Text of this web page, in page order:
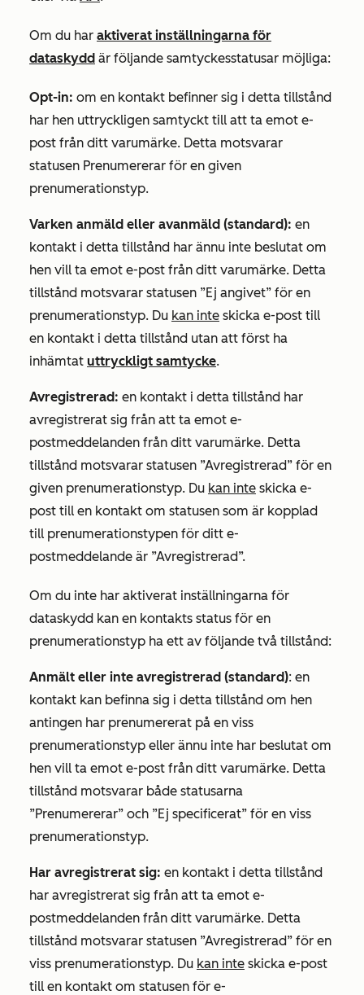
Om du har aktiverat inställningarna för
dataskydd är följande samtyckesstatusar möjliga:
Opt-in: om en kontakt befinner sig i detta tillstånd
har hen uttryckligen samtyckt till att ta emot e-
post från ditt varumärke. Detta motsvarar
statusen Prenumererar för en given
prenumerationstyp.
Varken anmäld eller avanmäld (standard): en
kontakt i detta tillstånd har ännu inte beslutat om
hen vill ta emot e-post från ditt varumärke. Detta
tillstånd motsvarar statusen ”Ej angivet” för en
prenumerationstyp. Du kan inte skicka e-post till
en kontakt i detta tillstånd utan att först ha
inhämtat uttryckligt samtycke.
Avregistrerad: en kontakt i detta tillstånd har
avregistrerat sig från att ta emot e-
postmeddelanden från ditt varumärke. Detta
tillstånd motsvarar statusen ”Avregistrerad” för en
given prenumerationstyp. Du kan inte skicka e-
post till en kontakt om statusen som är kopplad
till prenumerationstypen för ditt e-
postmeddelande är ”Avregistrerad”.
Om du inte har aktiverat inställningarna för
dataskydd kan en kontakts status för en
prenumerationstyp ha ett av följande två tillstånd:
Anmält eller inte avregistrerad (standard): en
kontakt kan befinna sig i detta tillstånd om hen
antingen har prenumererat på en viss
prenumerationstyp eller ännu inte har beslutat om
hen vill ta emot e-post från ditt varumärke. Detta
tillstånd motsvarar både statusarna
”Prenumererar” och ”Ej specificerat” för en viss
prenumerationstyp.
Har avregistrerat sig: en kontakt i detta tillstånd
har avregistrerat sig från att ta emot e-
postmeddelanden från ditt varumärke. Detta
tillstånd motsvarar statusen ”Avregistrerad” för en
viss prenumerationstyp. Du kan inte skicka e-post
till en kontakt om statusen för e-